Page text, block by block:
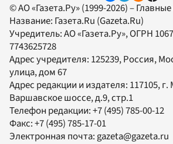
© АО «Газета.Ру» (1999-2026) –
Название: Газета.Ru (Gazeta.Ru)
Учредитель:АО «Газета.Ру», ОГРН
7743625728
Адрес учредителя: 125239, Россия,
улица, дом 67
Адрес редакции и издателя: 117105, г.
Варшавское шоссе, д.9, стр.1
Телефон редакции:+7 (495) 785-00-12
Факс:+7 (495) 785-17-01
Электронная почта: gazeta@gazeta.ru